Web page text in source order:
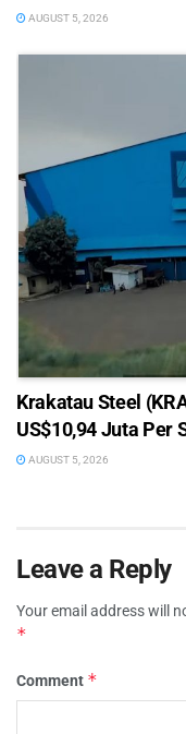
AUGUST 5, 2026
Krakatau Steel
US$10,94 Juta Per
AUGUST 5, 2026
Leave a Reply
Your email address will
*
Comment *